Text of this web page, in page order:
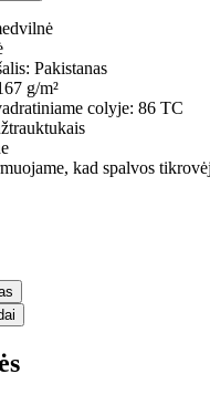
Pakistanas
g/m²
colyje: 86 TC
kad spalvos